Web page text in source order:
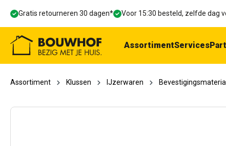
Ga naar de hoofdnavigatie
Gratis retourneren 30 dagen* Voor 15:30 besteld, zelfde dag
AssortimentServices
Assortiment Klussen IJzerwaren